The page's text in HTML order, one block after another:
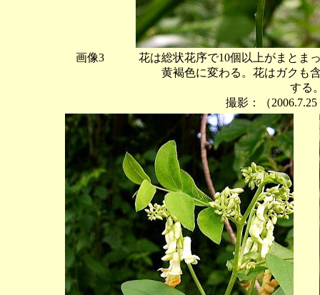
画像3 花は総状花序で10個以上がまとまっ
黄褐色に変わる。花はガクも含めて長
する
撮影：（